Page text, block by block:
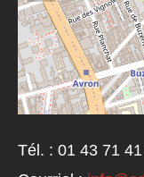
Tél. : 01 43 71